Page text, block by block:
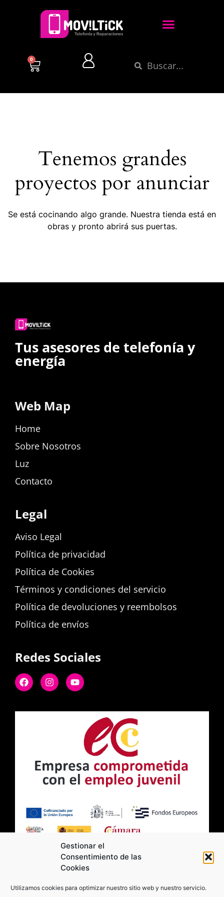
Gestionar el
Consentimiento de las
Cookies
Utilizamos cookies para optimizar nuestro sitio web y nuestro servicio.
0
Tenemos grandes
proyectos por anunciar
Se está cocinando algo grande. Nuestra tienda está en
obras y pronto abrirá sus puertas.
Tus asesores de telefonía y
energía
Web Map
Home
Sobre Nosotros
Luz
Contacto
Legal
Aviso Legal
Política de privacidad
Política de Cookies
Términos y condiciones del servicio
Política de devoluciones y reembolsos
Política de envíos
Redes Sociales
2026 Moviltick technologies. Todos los